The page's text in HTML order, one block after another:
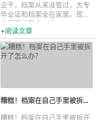
企干，档案从来没管过，大专
毕业证和档案全在家里。现在
突然要进国企，人...
阅读文章
糟糕！档案在自己手里被拆开了怎么...
糟糕！档案在自己手里被拆开